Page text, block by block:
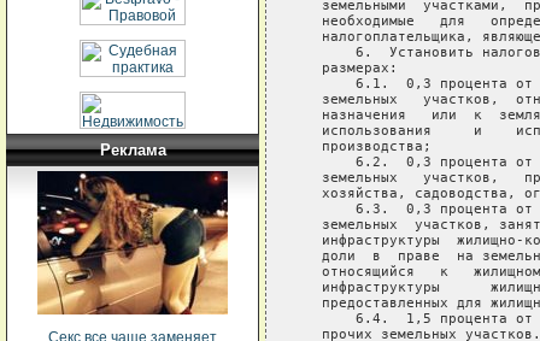
Реклама
Секс все чаще заменяет
земельными  участками,
необходимые   для
налогоплательщика,
6.  Установить
   размерах:
6.1.  0,3 процента
земельных   участков,
назначения   или  к
использования     и
   производства;
6.2.  0,3 процента
земельных   участков,
хозяйства, садоводства,
6.3.  0,3 процента
земельных  участков,
инфраструктуры  жилищно-
доли  в  праве  на
относящийся   к
инфраструктуры
предоставленных для
6.4.  1,5 процента
   прочих земельных участков.